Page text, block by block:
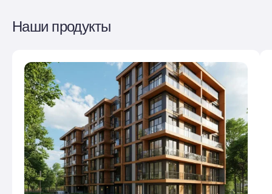
Наши продукты